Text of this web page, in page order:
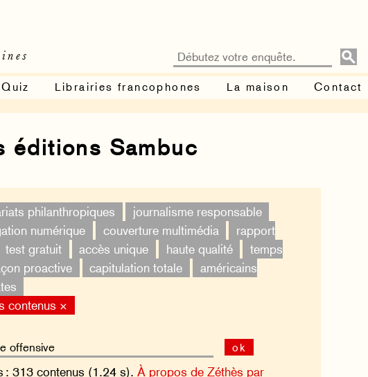
Quiz Librairies francophones La maison Contact
éditions Sambuc
philanthropiques
journalisme responsable
numérique
couverture multimédia
rapport
test gratuit accès unique haute qualité
temps
proactive capitulation totale
américains
contenus ×
ok
: 313 contenus (1.24 s). À propos de Zéthès par